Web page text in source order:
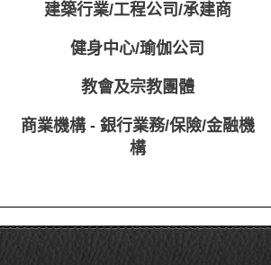
建築行業/工程公司/承建商
健身中心/瑜伽公司
教會及宗教團體
商業機構 - 銀行業務/保險/金融機
構